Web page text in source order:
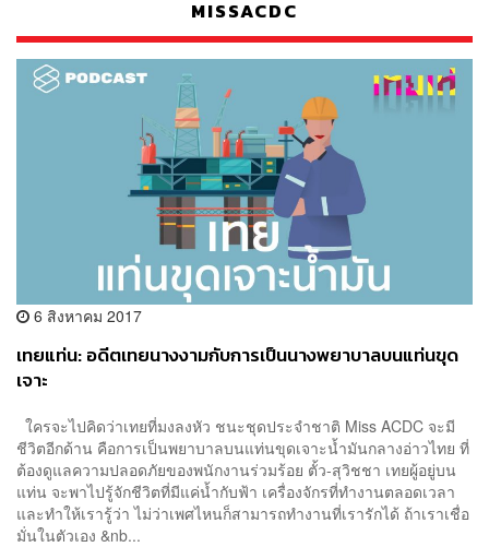
MISSACDC
6 สิงหาคม 2017
เทยแท่น: อดีตเทยนางงามกับการเป็นนางพยาบาลบนแท่นขุด
เจาะ
ใครจะไปคิดว่าเทยที่มงลงหัว ชนะชุดประจำชาติ Miss ACDC จะมี
ชีวิตอีกด้าน คือการเป็นพยาบาลบนแท่นขุดเจาะน้ำมันกลางอ่าวไทย ที่
ต้องดูแลความปลอดภัยของพนักงานร่วมร้อย ตั้ว-สุวิชชา เทยผู้อยู่บน
แท่น จะพาไปรู้จักชีวิตที่มีแค่น้ำกับฟ้า เครื่องจักรที่ทำงานตลอดเวลา
และทำให้เรารู้ว่า ไม่ว่าเพศไหนก็สามารถทำงานที่เรารักได้ ถ้าเราเชื่อ
มั่นในตัวเอง &nb...